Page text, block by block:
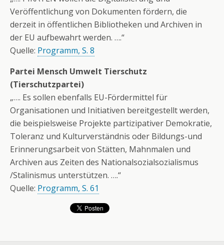
Veröffentlichung von Dokumenten fördern, die
derzeit in öffentlichen Bibliotheken und Archiven in
der EU aufbewahrt werden. ….“
Quelle: Programm, S. 8
Partei Mensch Umwelt Tierschutz
(Tierschutzpartei)
„…. Es sollen ebenfalls EU-Fördermittel für
Organisationen und Initiativen bereitgestellt werden,
die beispielsweise Projekte partizipativer Demokratie,
Toleranz und Kulturverständnis oder Bildungs-und
Erinnerungsarbeit von Stätten, Mahnmalen und
Archiven aus Zeiten des Nationalsozialsozialismus
/Stalinismus unterstützen. ….“
Quelle: Programm, S. 61